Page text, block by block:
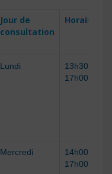
Jour de
consultation
Horaires
Lundi
13h30 –
1 7h00
Mercredi
14h00 –
1 7h00